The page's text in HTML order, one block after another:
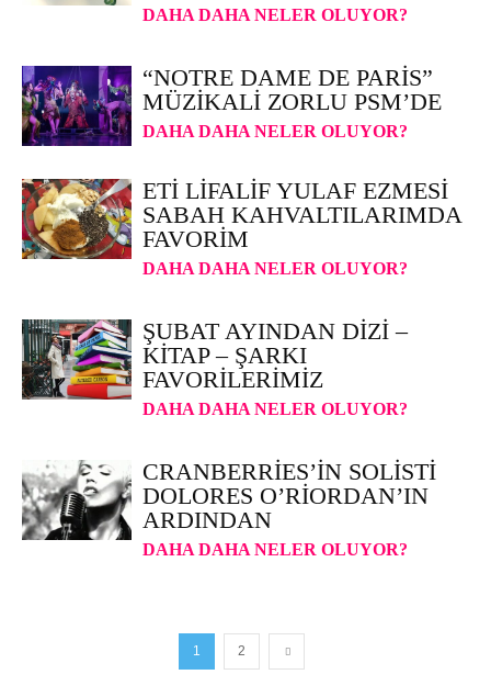
DAHA DAHA NELER OLUYOR?
“NOTRE DAME DE PARIS”
MÜZIKALI ZORLU PSM’DE
DAHA DAHA NELER OLUYOR?
ETI LIFALIF YULAF EZMESI
SABAH KAHVALTILARIMDA
FAVORIM
DAHA DAHA NELER OLUYOR?
ŞUBAT AYINDAN DIZI –
KITAP – ŞARKI
FAVORILERIMIZ
DAHA DAHA NELER OLUYOR?
CRANBERRIES’IN SOLISTI
DOLORES O’RIORDAN’IN
ARDINDAN
DAHA DAHA NELER OLUYOR?
1 2